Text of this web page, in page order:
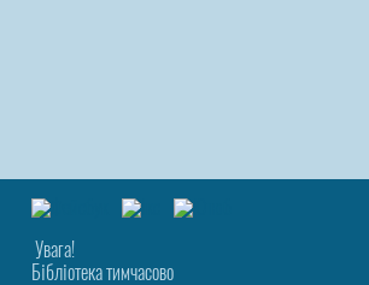
Увага!
Бібліотека тимчасово